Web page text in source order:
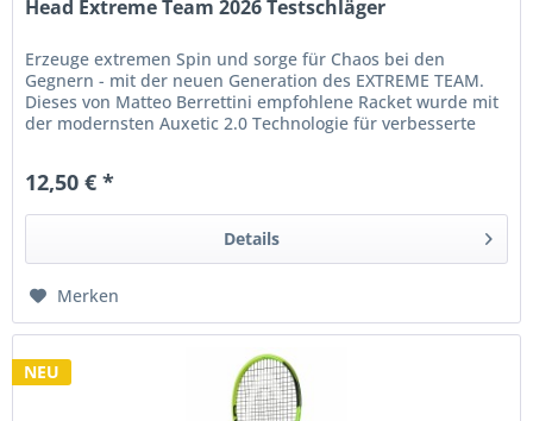
Head Extreme Team 2026 Testschläger
Erzeuge extremen Spin und sorge für Chaos bei den
Gegnern - mit der neuen Generation des EXTREME TEAM.
Dieses von Matteo Berrettini empfohlene Racket wurde mit
der modernsten Auxetic 2.0 Technologie für verbesserte
12,50 € *
Details
Merken
NEU